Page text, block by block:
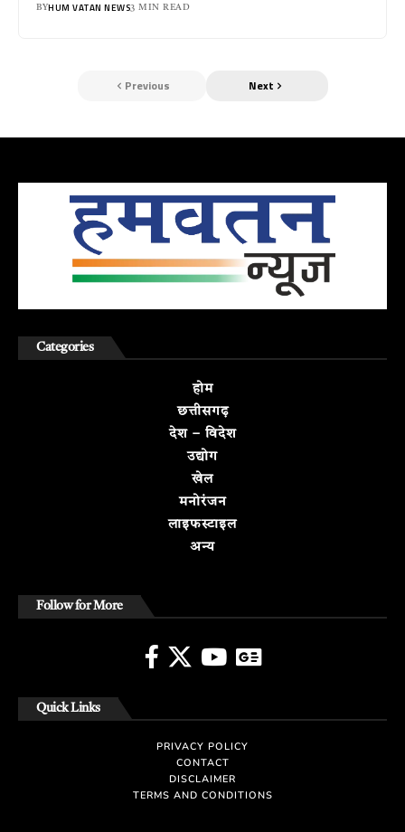
BYHUM VATAN NEWS3 MIN READ
Previous Next
Categories
होम
छत्तीसगढ़
देश – विदेश
उद्योग
खेल
मनोरंजन
लाइफस्टाइल
अन्य
Follow for More
Quick Links
PRIVACY POLICY
CONTACT
DISCLAIMER
TERMS AND CONDITIONS